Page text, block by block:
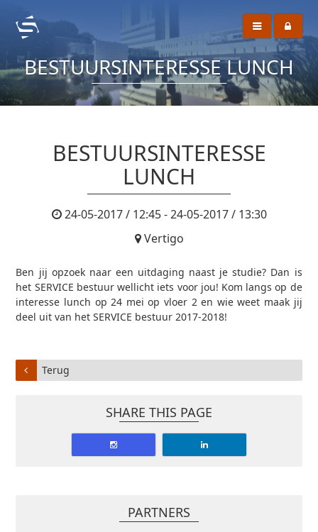
BESTUURSINTERESSE LUNCH
BESTUURSINTERESSE
LUNCH
24-05-2017 / 12:45 - 24-05-2017 / 13:30
Vertigo
Ben jij opzoek naar een uitdaging naast je studie? Dan is
het SERVICE bestuur wellicht iets voor jou! Kom langs op de
interesse lunch op 24 mei op vloer 2 en wie weet maak jij
deel uit van het SERVICE bestuur 2017-2018!
Terug
SHARE THIS PAGE
PARTNERS